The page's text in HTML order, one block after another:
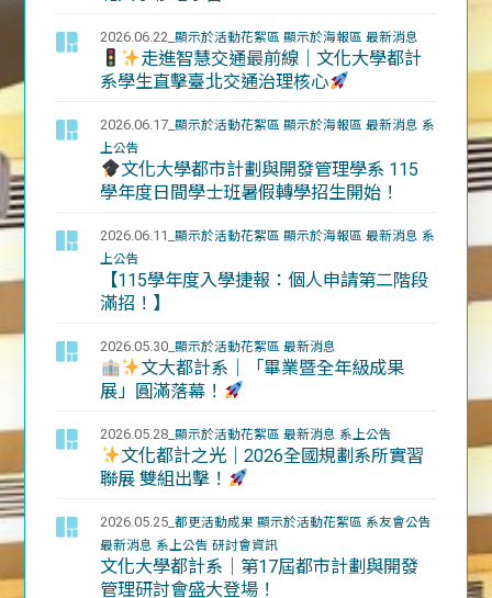
2026.06.22_顯示於活動花絮區 顯示於海報區 最新消息
走進智慧交通最前線｜文化大學都計
系學生直擊臺北交通治理核心
2026.06.17_顯示於活動花絮區 顯示於海報區 最新消息 系
上公告
文化大學都市計劃與開發管理學系 115
學年度日間學士班暑假轉學招生開始！
2026.06.11_顯示於活動花絮區 顯示於海報區 最新消息 系
上公告
【115學年度入學捷報：個人申請第二階段
滿招！】
2026.05.30_顯示於活動花絮區 最新消息
文大都計系｜「畢業暨全年級成果
展」圓滿落幕！
2026.05.28_顯示於活動花絮區 最新消息 系上公告
文化都計之光｜2026全國規劃系所實習
聯展 雙組出擊！
2026.05.25_都更活動成果 顯示於活動花絮區 系友會公告
最新消息 系上公告 研討會資訊
文化大學都計系｜第17屆都市計劃與開發
管理研討會盛大登場！